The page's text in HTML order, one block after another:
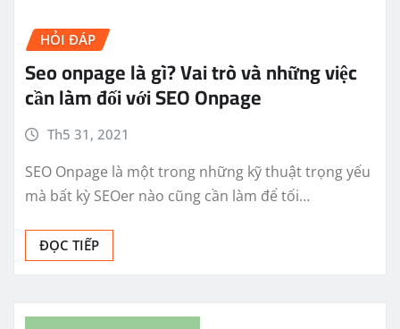
HỎI ĐÁP
Seo onpage là gì? Vai trò và những việc
cần làm đối với SEO Onpage
Th5 31, 2021
SEO Onpage là một trong những kỹ thuật trọng yếu
mà bất kỳ SEOer nào cũng cần làm để tối…
ĐỌC TIẾP